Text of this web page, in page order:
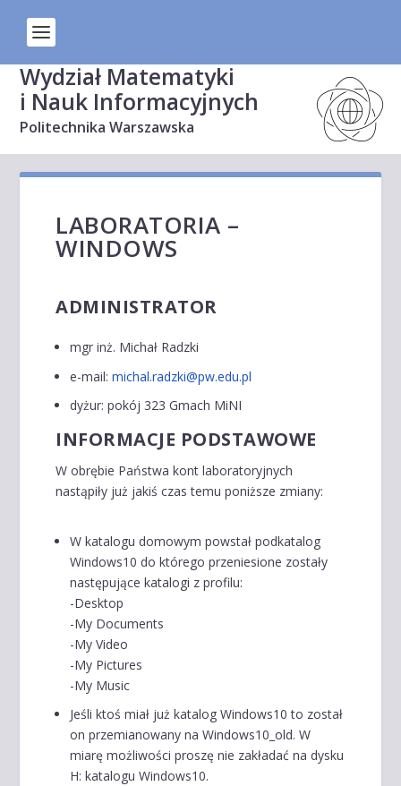
Wydział Matematyki
i Nauk Informacyjnych
Politechnika Warszawska
LABORATORIA –
WINDOWS
ADMINISTRATOR
mgr inż. Michał Radzki
e-mail:michal.radzki@pw.edu.pl
dyżur: pokój 323 Gmach MiNI
INFORMACJE PODSTAWOWE
W obrębie Państwa kont laboratoryjnych
nastąpiły już jakiś czas temu poniższe zmiany:
W katalogu domowym powstał podkatalog
Windows10 do którego przeniesione zostały
następujące katalogi z profilu:
-Desktop
-My Documents
-My Video
-My Pictures
-My Music
Jeśli ktoś miał już katalog Windows10 to został
on przemianowany na Windows10_old. W
miarę możliwości proszę nie zakładać na dysku
H: katalogu Windows10.